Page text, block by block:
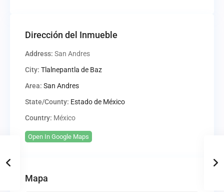
Dirección del Inmueble
Address: San Andres
City: Tlalnepantla de Baz
Area: San Andres
State/County: Estado de México
Country: México
Open In Google Maps
Mapa